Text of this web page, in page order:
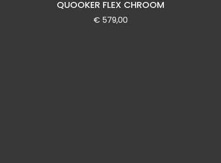
QUOOKER FLEX CHROOM
€ 579,00